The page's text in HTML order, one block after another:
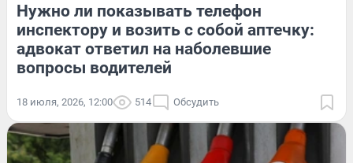
Нужно ли показывать телефон
инспектору и возить с собой аптечку:
адвокат ответил на наболевшие
вопросы водителей
18 июля, 2026, 12:00 514 Обсудить